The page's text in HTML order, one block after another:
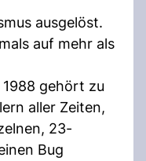
ausgelöst.
auf mehr als
gehört zu
aller Zeiten,
23-
Bug